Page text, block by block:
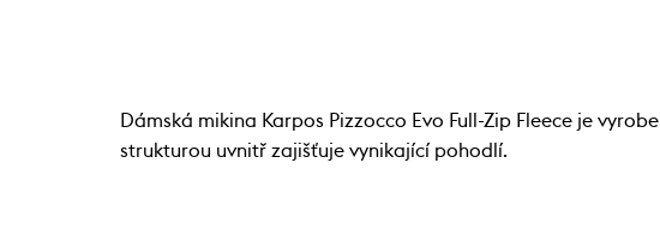
Dámská mikina Karpos Pizzocco Evo Full-Zip Fleece je
strukturou uvnitř zajišťuje vynikající pohodlí.